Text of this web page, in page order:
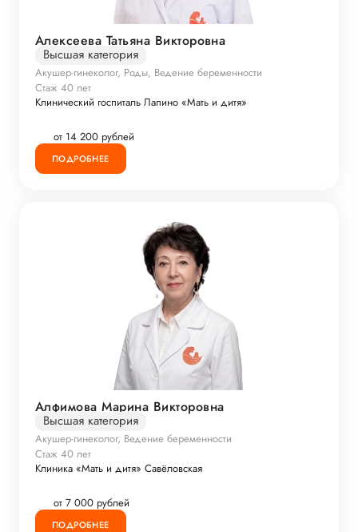
Алексеева Татьяна Викторовна
Высшая категория
Акушер-гинеколог, Роды, Ведение беременности
Стаж 40 лет
Клинический госпиталь Лапино «Мать и дитя»
от 14 200 рублей
ПОДРОБНЕЕ
Алфимова Марина Викторовна
Высшая категория
Акушер-гинеколог, Ведение беременности
Стаж 40 лет
Клиника «Мать и дитя» Савёловская
от 7 000 рублей
ПОДРОБНЕЕ